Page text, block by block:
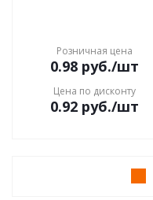
Розничная цена
0.98руб./шт
Цена по дисконту
0.92руб./шт